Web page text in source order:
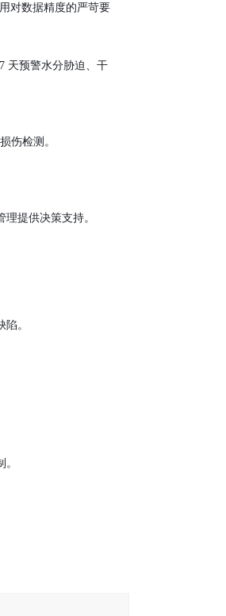
对数据精度的严苛要
天预警水分胁迫、干
伤检测。
提供决策支持。
。